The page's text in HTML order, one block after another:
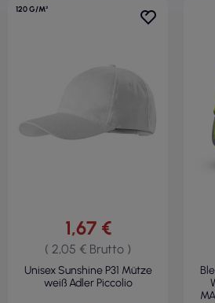
120 G/M²
1,67 €
( 2,05 € Brutto )
Unisex Sunshine P31 Mütze
weiß Adler Piccolio